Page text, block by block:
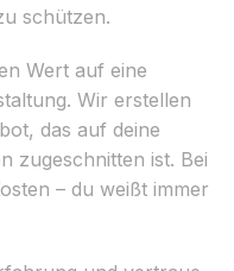
schützen.
Wert auf eine
Wir erstellen
das auf deine
zugeschnitten ist. Bei
– du weißt immer